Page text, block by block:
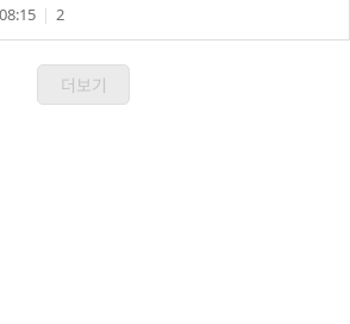
2
더보기